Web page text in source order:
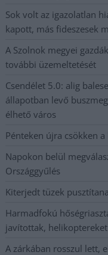
Sok volt az igazolatlan
kapott, más fideszesek
A Szolnok megyei
további üzemeltetését
Csendélet 5.0: alig
állapotban levő
élhető város
Pénteken újra csökken
Napokon belül
Országgyűlés
Kiterjedt tüzek
Harmadfokú
javítottak,
A zárkában rosszul lett,